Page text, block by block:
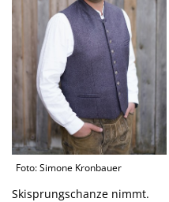
Foto: Simone Kronbauer
Skisprungschanze nimmt.